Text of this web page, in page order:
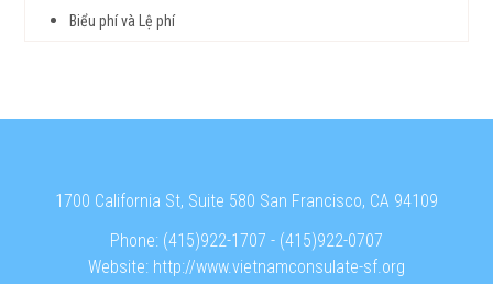
Biểu phí và Lệ phí
1700 California St, Suite 580 San Francisco, CA 94109
Phone: (415)922-1707 - (415)922-0707
Website: http://www.vietnamconsulate-sf.org